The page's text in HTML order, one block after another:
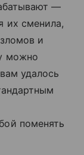
—
их сменила,
и
можно
удалось
поменять